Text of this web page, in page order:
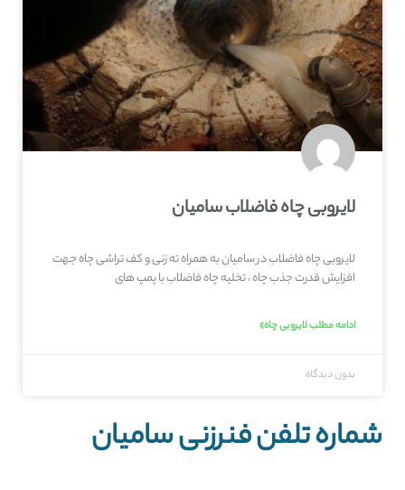
لایروبی چاه فاضلاب سامیان
لایروبی چاه فاضلاب در سامیان به همراه ته زنی و کف تراشی چاه جهت
افزایش قدرت جذب چاه ، تخلیه چاه فاضلاب با پمپ های
ادامه مطلب لایروبی چاه»
بدون دیدگاه
شماره تلفن فنرزنی سامیان